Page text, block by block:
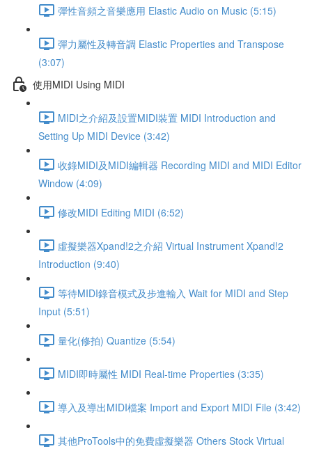
彈性音頻之音樂應用 Elastic Audio on Music (5:15)
彈力屬性及轉音調 Elastic Properties and Transpose
(3:07)
使用MIDI Using MIDI
MIDI之介紹及設置MIDI裝置 MIDI Introduction and
Setting Up MIDI Device (3:42)
收錄MIDI及MIDI編輯器 Recording MIDI and MIDI Editor
Window (4:09)
修改MIDI Editing MIDI (6:52)
虛擬樂器Xpand!2之介紹 Virtual Instrument Xpand!2
Introduction (9:40)
等待MIDI錄音模式及步進輸入 Wait for MIDI and Step
Input (5:51)
量化(修拍) Quantize (5:54)
MIDI即時屬性 MIDI Real-time Properties (3:35)
導入及導出MIDI檔案 Import and Export MIDI File (3:42)
其他ProTools中的免費虛擬樂器 Others Stock Virtual